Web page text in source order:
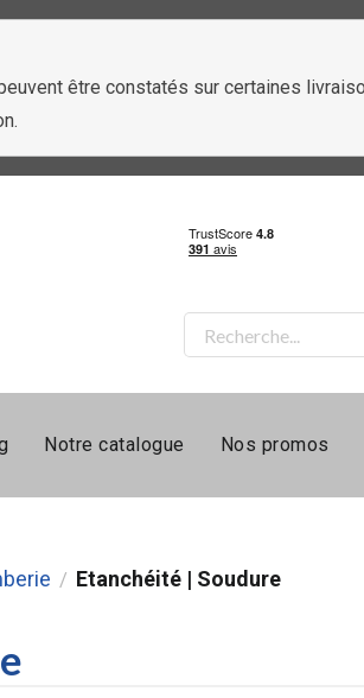
être constatés sur certaines
Notre catalogue Nos promos
/ Etanchéité | Soudure